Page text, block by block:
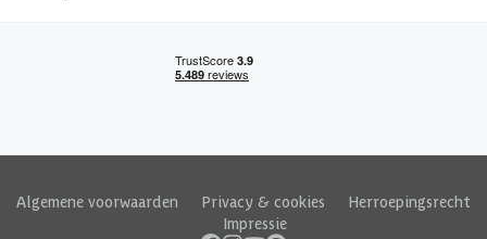
Algemene voorwaarden Privacy & cookies
Herroepingsrecht
Impressie